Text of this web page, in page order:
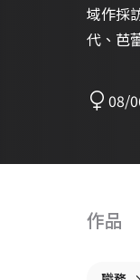
域作採
代、芭
水上活
養一
08/
作品